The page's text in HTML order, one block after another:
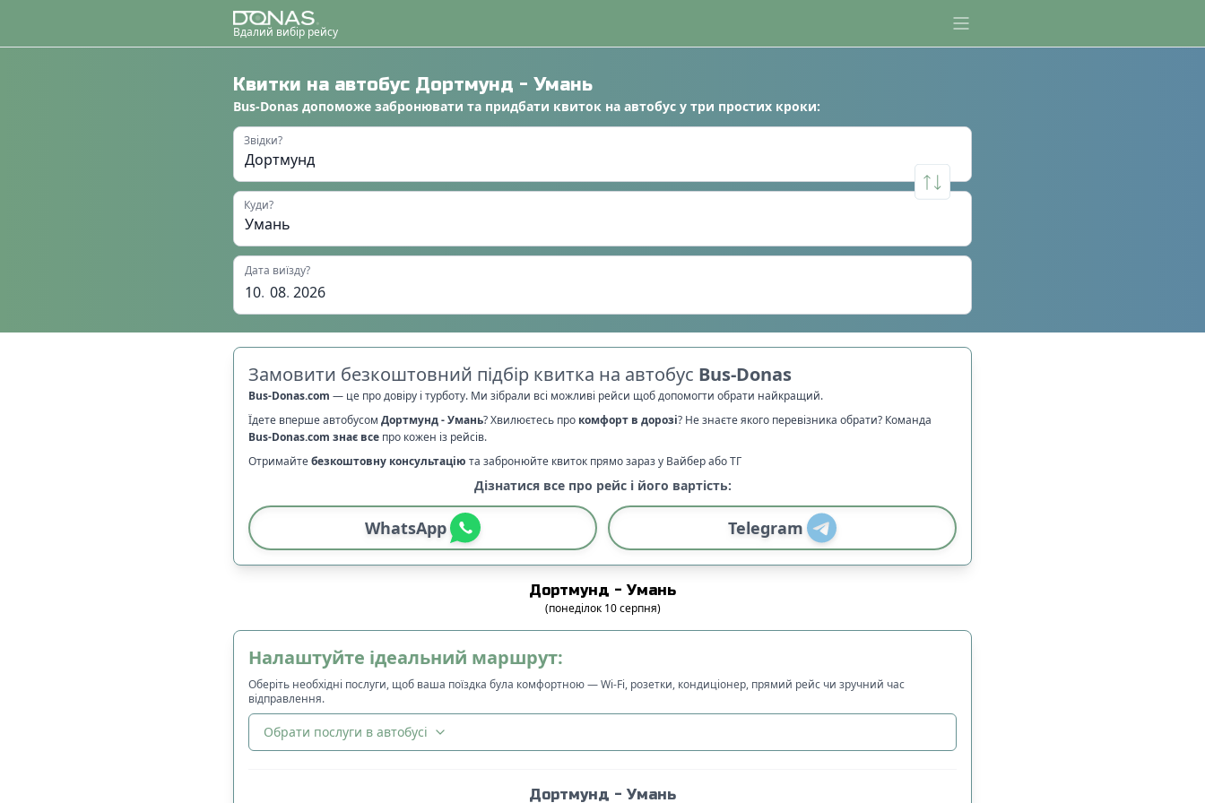
Вдалий вибір рейсу
Квитки на автобус Дортмунд - Умань
Bus-Donas допоможе забронювати та придбати квиток на автобус у три простих кроки:
Звідки?
Куди?
Дата виїзду?
10. 08. 2026
Замовити безкоштовний підбір квитка на автобус Bus-Donas
Bus-Donas.com — це про довіру і турботу. Ми зібрали всі можливі рейси щоб допомогти обрати найкращий.
Їдете вперше автобусом Дортмунд-Умань? Хвилюєтесь про комфорт в дорозі? Не знаєте якого перевізника обрати? Команда
Bus-Donas.com знає все про кожен із рейсів.
Отримайтебезкоштовну консультацію та забронюйте квиток прямо зараз у Вайбер або ТГ
Дізнатися все про рейс і його вартість:
WhatsApp Telegram
Дортмунд - Умань
(понеділок 10 серпня)
Налаштуйте ідеальний маршрут:
Оберіть необхідні послуги, щоб ваша поїздка була комфортною — Wi-Fi, розетки, кондиціонер, прямий рейс чи зручний час
відправлення.
Обрати послуги в автобусі
Дортмунд - Умань